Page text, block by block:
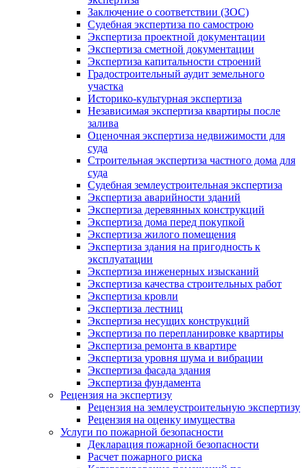
Заключение о соответствии (ЗОС)
Судебная экспертиза по самострою
Экспертиза проектной документации
Экспертиза сметной документации
Экспертиза капитальности строений
Градостроительный аудит земельного
участка
Историко-культурная экспертиза
Независимая экспертиза квартиры после
залива
Оценочная экспертиза недвижимости для
суда
Строительная экспертиза частного дома для
суда
Судебная землеустроительная экспертиза
Экспертиза аварийности зданий
Экспертиза деревянных конструкций
Экспертиза дома перед покупкой
Экспертиза жилого помещения
Экспертиза здания на пригодность к
эксплуатации
Экспертиза инженерных изысканий
Экспертиза качества строительных работ
Экспертиза кровли
Экспертиза лестниц
Экспертиза несущих конструкций
Экспертиза по перепланировке квартиры
Экспертиза ремонта в квартире
Экспертиза уровня шума и вибрации
Экспертиза фасада здания
Экспертиза фундамента
Рецензия на экспертизу
Рецензия на землеустроительную экспертизу
Рецензия на оценку имущества
Услуги по пожарной безопасности
Декларация пожарной безопасности
Расчет пожарного риска